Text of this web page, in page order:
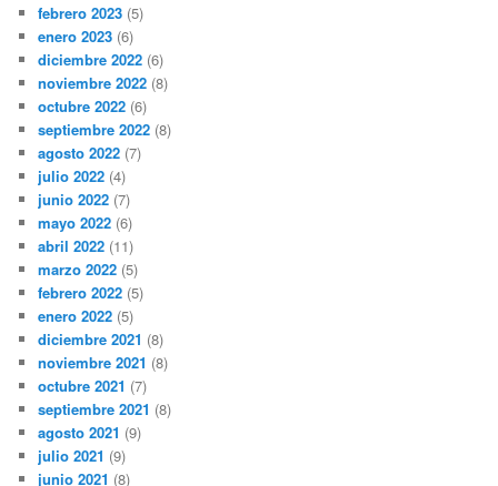
febrero 2023 (5)
enero 2023 (6)
diciembre 2022 (6)
noviembre 2022 (8)
octubre 2022 (6)
septiembre 2022 (8)
agosto 2022 (7)
julio 2022 (4)
junio 2022 (7)
mayo 2022 (6)
abril 2022 (11)
marzo 2022 (5)
febrero 2022 (5)
enero 2022 (5)
diciembre 2021 (8)
noviembre 2021 (8)
octubre 2021 (7)
septiembre 2021 (8)
agosto 2021 (9)
julio 2021 (9)
junio 2021 (8)